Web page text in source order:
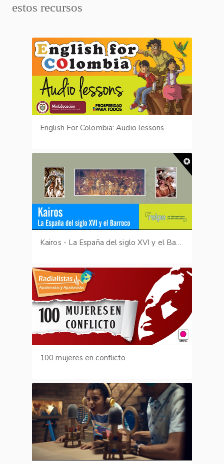
estos recursos
English For Colombia: Audio lessons
Kairos - La España del siglo XVI y el Barroco
100 mujeres en conflicto